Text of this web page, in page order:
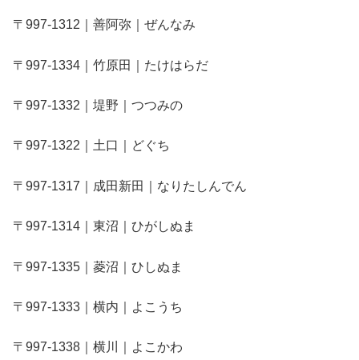
〒997-1312｜善阿弥｜ぜんなみ
〒997-1334｜竹原田｜たけはらだ
〒997-1332｜堤野｜つつみの
〒997-1322｜土口｜どぐち
〒997-1317｜成田新田｜なりたしんでん
〒997-1314｜東沼｜ひがしぬま
〒997-1335｜菱沼｜ひしぬま
〒997-1333｜横内｜よこうち
〒997-1338｜横川｜よこかわ